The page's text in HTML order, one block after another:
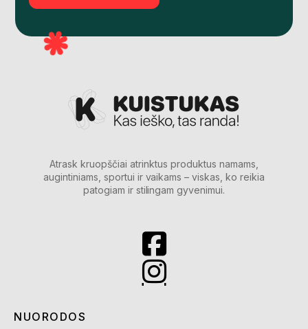
Atrask kruopščiai atrinktus produktus namams,
augintiniams, sportui ir vaikams – viskas, ko reikia
patogiam ir stilingam gyvenimui.
NUORODOS